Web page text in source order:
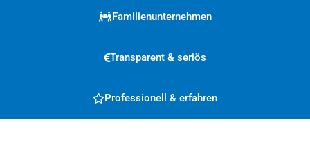
Familienunternehmen
Transparent & seriös
Professionell & erfahren